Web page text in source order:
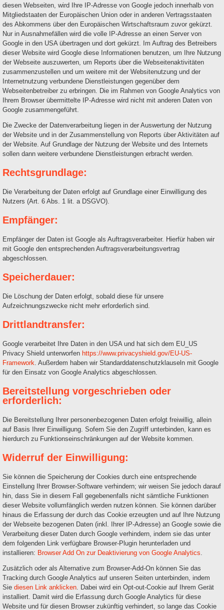
diesen Webseiten, wird Ihre IP-Adresse von Google jedoch innerhalb von
Mitgliedstaaten der Europäischen Union oder in anderen Vertragsstaaten
des Abkommens über den Europäischen Wirtschaftsraum zuvor gekürzt.
Nur in Ausnahmefällen wird die volle IP-Adresse an einen Server von
Google in den USA übertragen und dort gekürzt. Im Auftrag des Betreibers
dieser Website wird Google diese Informationen benutzen, um Ihre Nutzung
der Webseite auszuwerten, um Reports über die Webseitenaktivitäten
zusammenzustellen und um weitere mit der Websitenutzung und der
Internetnutzung verbundene Dienstleistungen gegenüber dem
Webseitenbetreiber zu erbringen. Die im Rahmen von Google Analytics von
Ihrem Browser übermittelte IP-Adresse wird nicht mit anderen Daten von
Google zusammengeführt.
Die Zwecke der Datenverarbeitung liegen in der Auswertung der Nutzung
der Website und in der Zusammenstellung von Reports über Aktivitäten auf
der Website. Auf Grundlage der Nutzung der Website und des Internets
sollen dann weitere verbundene Dienstleistungen erbracht werden.
Rechtsgrundlage:
Die Verarbeitung der Daten erfolgt auf Grundlage einer Einwilligung des
Nutzers (Art. 6 Abs. 1 lit. a DSGVO).
Empfänger:
Empfänger der Daten ist Google als Auftragsverarbeiter. Hierfür haben wir
mit Google den entsprechenden Auftragsverarbeitungsvertrag
abgeschlossen.
Speicherdauer:
Die Löschung der Daten erfolgt, sobald diese für unsere
Aufzeichnungszwecke nicht mehr erforderlich sind.
Drittlandtransfer:
Google verarbeitet Ihre Daten in den USA und hat sich dem EU_US
Privacy Shield unterworfen https://www.privacyshield.gov/EU-US-
Framework . Außerdem haben wir Standarddatenschutzklauseln mit Google
für den Einsatz von Google Analytics abgeschlossen.
Bereitstellung vorgeschrieben oder
erforderlich:
Die Bereitstellung Ihrer personenbezogenen Daten erfolgt freiwillig, allein
auf Basis Ihrer Einwilligung. Sofern Sie den Zugriff unterbinden, kann es
hierdurch zu Funktionseinschränkungen auf der Website kommen.
Widerruf der Einwilligung:
Sie können die Speicherung der Cookies durch eine entsprechende
Einstellung Ihrer Browser-Software verhindern; wir weisen Sie jedoch darauf
hin, dass Sie in diesem Fall gegebenenfalls nicht sämtliche Funktionen
dieser Website vollumfänglich werden nutzen können. Sie können darüber
hinaus die Erfassung der durch das Cookie erzeugten und auf Ihre Nutzung
der Webseite bezogenen Daten (inkl. Ihrer IP-Adresse) an Google sowie die
Verarbeitung dieser Daten durch Google verhindern, indem sie das unter
dem folgenden Link verfügbare Browser-Plugin herunterladen und
installieren: Browser Add On zur Deaktivierung von Google Analytics
Zusätzlich oder als Alternative zum Browser-Add-On können Sie das
Tracking durch Google Analytics auf unseren Seiten unterbinden, indem
Siediesen Link anklicken . Dabei wird ein Opt-out-Cookie auf Ihrem Gerät
installiert. Damit wird die Erfassung durch Google Analytics für diese
Website und für diesen Browser zukünftig verhindert, so lange das Cookie